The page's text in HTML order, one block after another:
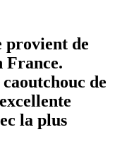
provient de
France.
de
la plus